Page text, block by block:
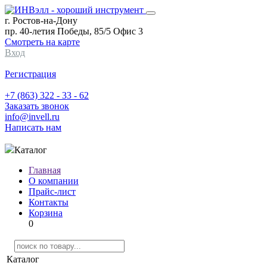
г. Ростов-на-Дону
пр. 40-летия Победы, 85/5 Офис 3
Смотреть на карте
Вход
Регистрация
+7 (863) 322 - 33 - 62
Заказать звонок
info@invell.ru
Написать нам
Каталог
Главная
О компании
Прайс-лист
Контакты
Корзина
0
Каталог